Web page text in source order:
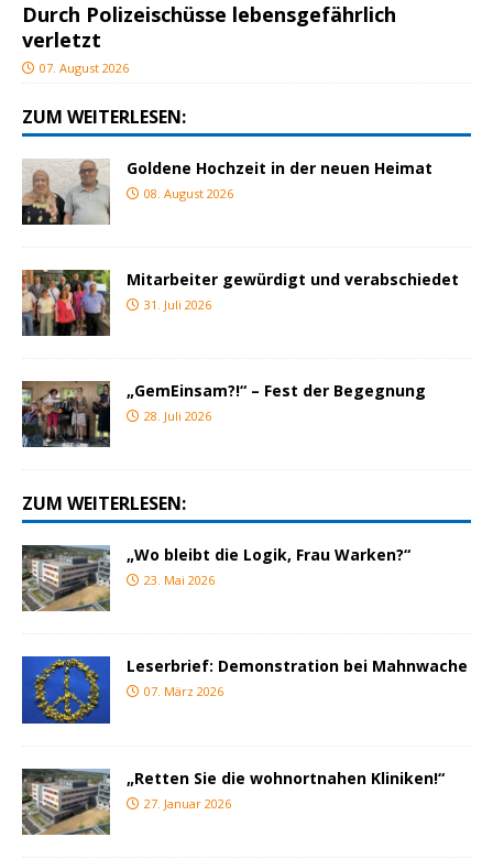
Durch Polizeischüsse lebensgefährlich
verletzt
07. August 2026
ZUM WEITERLESEN:
Goldene Hochzeit in der neuen Heimat
08. August 2026
Mitarbeiter gewürdigt und verabschiedet
31. Juli 2026
„GemEinsam?!“ – Fest der Begegnung
28. Juli 2026
ZUM WEITERLESEN:
„Wo bleibt die Logik, Frau Warken?“
23. Mai 2026
Leserbrief: Demonstration bei Mahnwache
07. März 2026
„Retten Sie die wohnortnahen Kliniken!“
27. Januar 2026